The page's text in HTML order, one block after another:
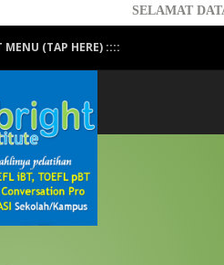
SELAMAT
MENU (TAP HERE) ::::
- PASTI BISA
- Click Here